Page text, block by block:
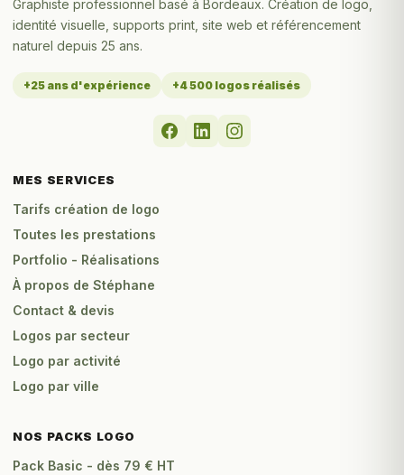
Graphiste professionnel basé à Bordeaux. Création de logo,
identité visuelle, supports print, site web et référencement
naturel depuis 25 ans.
+25 ans d'expérience +4 500 logos réalisés
MES SERVICES
Tarifs création de logo
Toutes les prestations
Portfolio - Réalisations
À propos de Stéphane
Contact & devis
Logos par secteur
Logo par activité
Logo par ville
NOS PACKS LOGO
Pack Basic - dès 79 € HT